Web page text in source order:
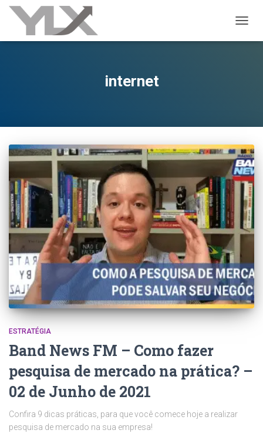
internet
ESTRATÉGIA
Band News FM – Como fazer
pesquisa de mercado na prática? –
02 de Junho de 2021
Confira 9 dicas práticas, para que você comece hoje a realizar
pesquisa de mercado na sua empresa!